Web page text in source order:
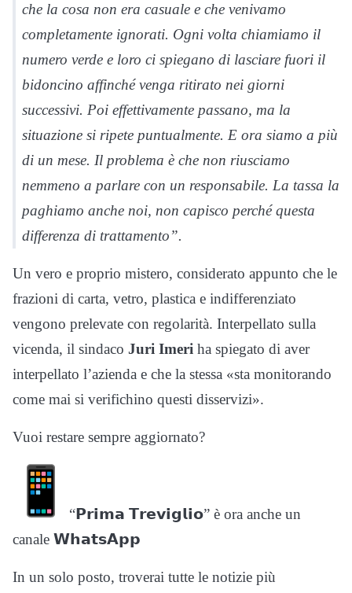
che la cosa non era casuale e che venivamo
completamente ignorati. Ogni volta chiamiamo il
numero verde e loro ci spiegano di lasciare fuori il
bidoncino affinché venga ritirato nei giorni
successivi. Poi effettivamente passano, ma la
situazione si ripete puntualmente. E ora siamo a più
di un mese. Il problema è che non riusciamo
nemmeno a parlare con un responsabile. La tassa la
paghiamo anche noi, non capisco perché questa
differenza di trattamento”.
Un vero e proprio mistero, considerato appunto che le
frazioni di carta, vetro, plastica e indifferenziato
vengono prelevate con regolarità. Interpellato sulla
vicenda, il sindaco Juri Imeri ha spiegato di aver
interpellato l’azienda e che la stessa «sta monitorando
come mai si verifichino questi disservizi».
Vuoi restare sempre aggiornato?
“𝗣𝗿𝗶𝗺𝗮 𝗧𝗿𝗲𝘃𝗶𝗴𝗹𝗶𝗼” è ora anche un
canale 𝗪𝗵𝗮𝘁𝘀𝗔𝗽𝗽
In un solo posto, troverai tutte le notizie più